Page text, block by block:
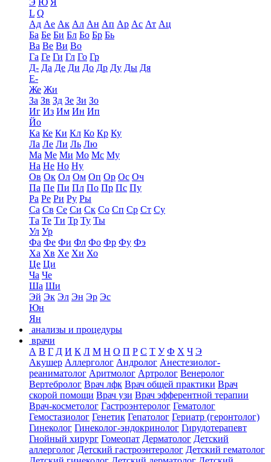
Э Ю Я
L Q
Ад Ае Ак Ал Ан Ап Ар Ас Ат Ац
Ба Бе Би Бл Бо Бр Бь
Ва Ве Ви Во
Га Ге Ги Гл Го Гр
Д- Да Де Ди До Др Ду Ды Дя
Е-
Же Жи
За Зв Зд Зе Зи Зо
Иг Из Им Ин Ип
Йо
Ка Ке Ки Кл Ко Кр Ку
Ла Ле Ли Ль Лю
Ма Ме Ми Мо Мс Му
На Не Но Ну
Ов Ок Ол Ом Оп Ор Ос Оч
Па Пе Пи Пл По Пр Пс Пу
Ра Ре Ри Ру Ры
Са Св Се Си Ск Со Сп Ср Ст Су
Та Те Ти Тр Ту Ты
Ул Ур
Фа Фе Фи Фл Фо Фр Фу Фэ
Ха Хв Хе Хи Хо
Це Ци
Ча Че
Ша Ши
Эй Эк Эл Эн Эр Эс
Юн
Ян
анализы и процедуры
врачи
А В Г Д И К Л М Н О П Р С Т У Ф Х Ч Э
Акушер Аллерголог Андролог Анестезиолог-
реаниматолог Аритмолог Артролог Венеролог
Вертебролог Врач лфк Врач общей практики Врач
скорой помощи Врач узи Врач эфферентной терапии
Врач-косметолог Гастроэнтеролог Гематолог
Гемостазиолог Генетик Гепатолог Гериатр (геронтолог)
Гинеколог Гинеколог-эндокринолог Гирудотерапевт
Гнойный хирург Гомеопат Дерматолог Детский
аллерголог Детский гастроэнтеролог Детский гематолог